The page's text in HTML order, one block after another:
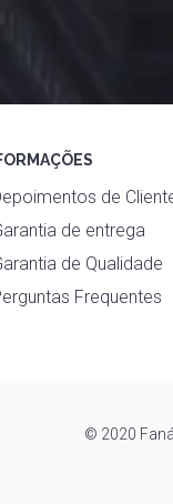
de
de entrega
de Qualidade
Frequentes
© 2020